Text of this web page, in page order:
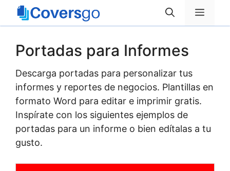
Saltar
Menú
Portadas para Informes
Descarga portadas para personalizar tus
informes y reportes de negocios. Plantillas en
formato Word para editar e imprimir gratis.
Inspírate con los siguientes ejemplos de
portadas para un informe o bien edítalas a tu
gusto.